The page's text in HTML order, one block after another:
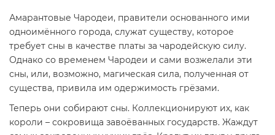
Амарантовые Чародеи, правители основанного ими
одноимённого города, служат существу, которое
требует сны в качестве платы за чародейскую силу.
Однако со временем Чародеи и сами возжелали эти
сны, или, возможно, магическая сила, полученная от
существа, привила им одержимость грёзами.
Теперь они собирают сны. Коллекционируют их, как
короли – сокровища завоёванных государств. Жаждут